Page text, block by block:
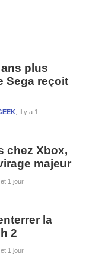
plus
Sega reçoit
Il y a 1 semaine et 2 jours
chez Xbox,
majeur
et 1 jour
la
2
et 1 jour